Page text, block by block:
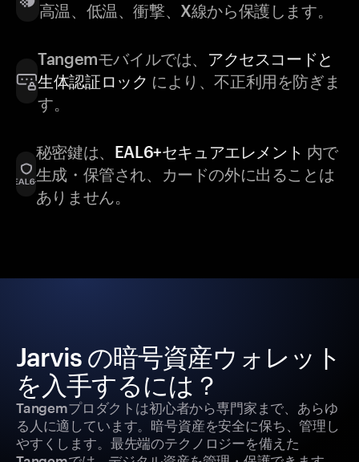
高温、低温、衝撃、X線から保護します。
Tangemモバイルでは、 アクセスコードと
生体認証ロック により、不正利用を防ぎま
す。
秘密鍵は、 EAL6+セキュアエレメント 内で
生成・保管され、カードの外に出ることは
ありません。
Jarvis の暗号資産ウォレット
を入手するには？
Tangemプロダクトは初心者から専門家まで、あらゆ
る人に適しています。暗号資産を安全に保ち、管理し
やすくします。最先端のテクノロジーを備えた